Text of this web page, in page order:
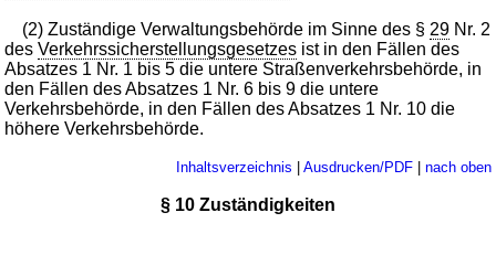
(2) Zuständige Verwaltungsbehörde im Sinne des § 29 Nr. 2
desVerkehrssicherstellungsgesetzes ist in den Fällen des
Absatzes 1 Nr. 1 bis 5 die untere Straßenverkehrsbehörde, in
den Fällen des Absatzes 1 Nr. 6 bis 9 die untere
Verkehrsbehörde, in den Fällen des Absatzes 1 Nr. 10 die
höhere Verkehrsbehörde.
Inhaltsverzeichnis | Ausdrucken/PDF| nach oben
§ 10 Zuständigkeiten